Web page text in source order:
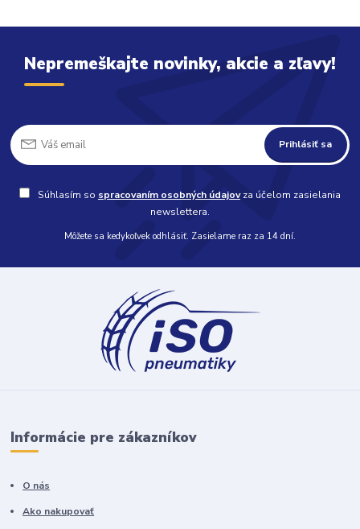
Nepremeškajte novinky, akcie a zľavy!
Prihlásiť sa
Súhlasím so spracovaním osobných údajovza účelom zasielania
newslettera.
Môžete sa kedykoľvek odhlásiť. Zasielame raz za 14 dní.
Informácie pre zákazníkov
O nás
Ako nakupovať